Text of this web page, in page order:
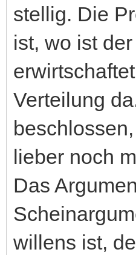
stellig. Die
ist, wo ist
Verteilung
lieber noch
Das
willens ist,